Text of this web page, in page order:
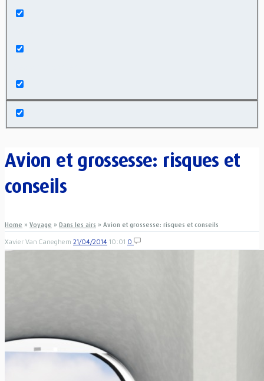
Avion et grossesse: risques et
conseils
Home » Voyage » Dans les airs » Avion et grossesse: risques et conseils
Xavier Van Caneghem 21/04/2014 10:01 0